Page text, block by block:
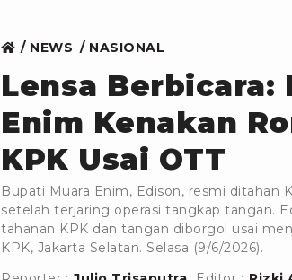
NEWS NASIONAL
Lensa Berbicara:
Enim Kenakan
KPK Usai OTT
Bupati Muara Enim, Edison, resmi ditahan
setelah terjaring operasi tangkap tangan.
tahanan KPK dan tangan diborgol usai
KPK, Jakarta Selatan. Selasa (9/6/2026).